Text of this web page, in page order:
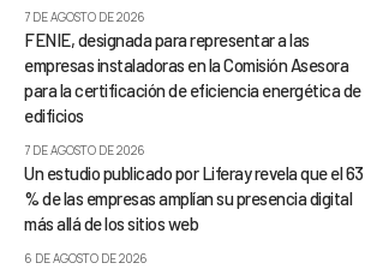
7 DE AGOSTO DE 2026
FENIE, designada para representar a las
empresas instaladoras en la Comisión Asesora
para la certificación de eficiencia energética de
edificios
7 DE AGOSTO DE 2026
Un estudio publicado por Liferay revela que el 63
% de las empresas amplían su presencia digital
más allá de los sitios web
6 DE AGOSTO DE 2026